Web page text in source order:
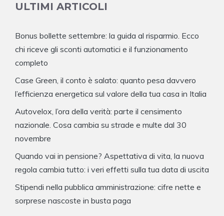
ULTIMI ARTICOLI
Bonus bollette settembre: la guida al risparmio. Ecco
chi riceve gli sconti automatici e il funzionamento
completo
Case Green, il conto è salato: quanto pesa davvero
l’efficienza energetica sul valore della tua casa in Italia
Autovelox, l’ora della verità: parte il censimento
nazionale. Cosa cambia su strade e multe dal 30
novembre
Quando vai in pensione? Aspettativa di vita, la nuova
regola cambia tutto: i veri effetti sulla tua data di uscita
Stipendi nella pubblica amministrazione: cifre nette e
sorprese nascoste in busta paga